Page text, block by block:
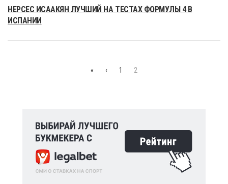
НЕРСЕС ИСААКЯН ЛУЧШИЙ НА ТЕСТАХ ФОРМУЛЫ 4 В
ИСПАНИИ
« ‹ 1 2